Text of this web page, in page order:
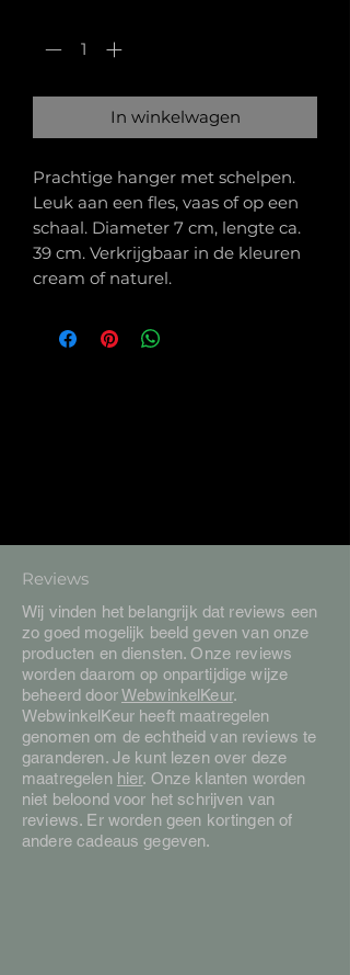
In winkelwagen
Prachtige hanger met schelpen.
Leuk aan een fles, vaas of op een
schaal. Diameter 7 cm, lengte ca.
39 cm. Verkrijgbaar in de kleuren
cream of naturel.
Reviews
Wij vinden het belangrijk dat reviews een
zo goed mogelijk beeld geven van onze
producten en diensten. Onze reviews
worden daarom op onpartijdige wijze
beheerd doorWebwinkelKeur.
WebwinkelKeur heeft maatregelen
genomen om de echtheid van reviews te
garanderen. Je kunt lezen over deze
maatregelen hier. Onze klanten worden
niet beloond voor het schrijven van
reviews. Er worden geen kortingen of
andere cadeaus gegeven.